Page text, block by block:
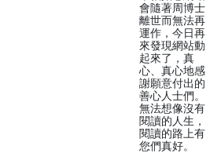
會隨著周博士
離世而無法再
運作，今日再
來發現網站動
起來了，真
心、真心地感
謝願意付出的
善心人士們。
無法想像沒有
閱讀的人生，
閱讀的路上有
您們真好。